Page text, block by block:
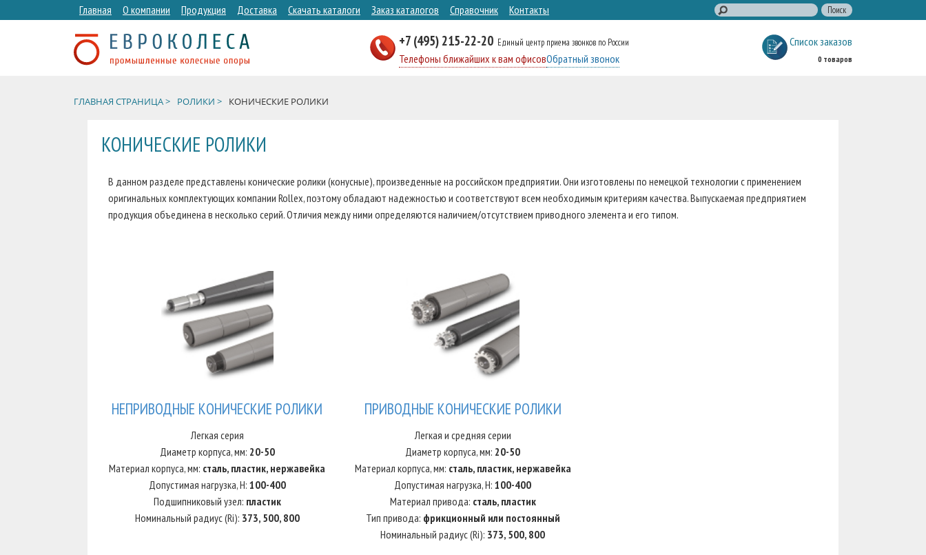
Главная О компании Продукция Доставка Скачать каталоги Заказ каталогов Справочник Контакты
+7 (495) 215-22-20 Единый центр приема звонков по России
Телефоны ближайших к вам офисовОбратный звонок
Список заказов
0 товаров
ГЛАВНАЯ СТРАНИЦА > РОЛИКИ > КОНИЧЕСКИЕ РОЛИКИ
КОНИЧЕСКИЕ РОЛИКИ
В данном разделе представлены конические ролики (конусные), произведенные на российском предприятии. Они изготовлены по немецкой технологии с применением
оригинальных комплектующих компании Rollex, поэтому обладают надежностью и соответствуют всем необходимым критериям качества. Выпускаемая предприятием
продукция объединена в несколько серий. Отличия между ними определяются наличием/отсутствием приводного элемента и его типом.
НЕПРИВОДНЫЕ КОНИЧЕСКИЕ РОЛИКИ
Легкая серия
Диаметр корпуса, мм: 20-50
Материал корпуса, мм: сталь, пластик, нержавейка
Допустимая нагрузка, Н: 100-400
Подшипниковый узел: пластик
Номинальный радиус (Ri): 373, 500, 800
ПРИВОДНЫЕ КОНИЧЕСКИЕ РОЛИКИ
Легкая и средняя серии
Диаметр корпуса, мм: 20-50
Материал корпуса, мм: сталь, пластик, нержавейка
Допустимая нагрузка, Н:100-400
Материал привода: сталь, пластик
Тип привода: фрикционный или постоянный
Номинальный радиус (Ri): 373, 500, 800